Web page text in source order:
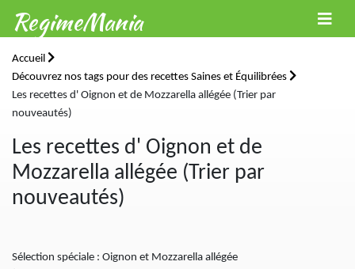
RegimeMania
Accueil
Découvrez nos tags pour des recettes Saines et Équilibrées
Les recettes d' Oignon et de Mozzarella allégée (Trier par
nouveautés)
Les recettes d' Oignon et de
Mozzarella allégée (Trier par
nouveautés)
Sélection spéciale : Oignon et Mozzarella allégée